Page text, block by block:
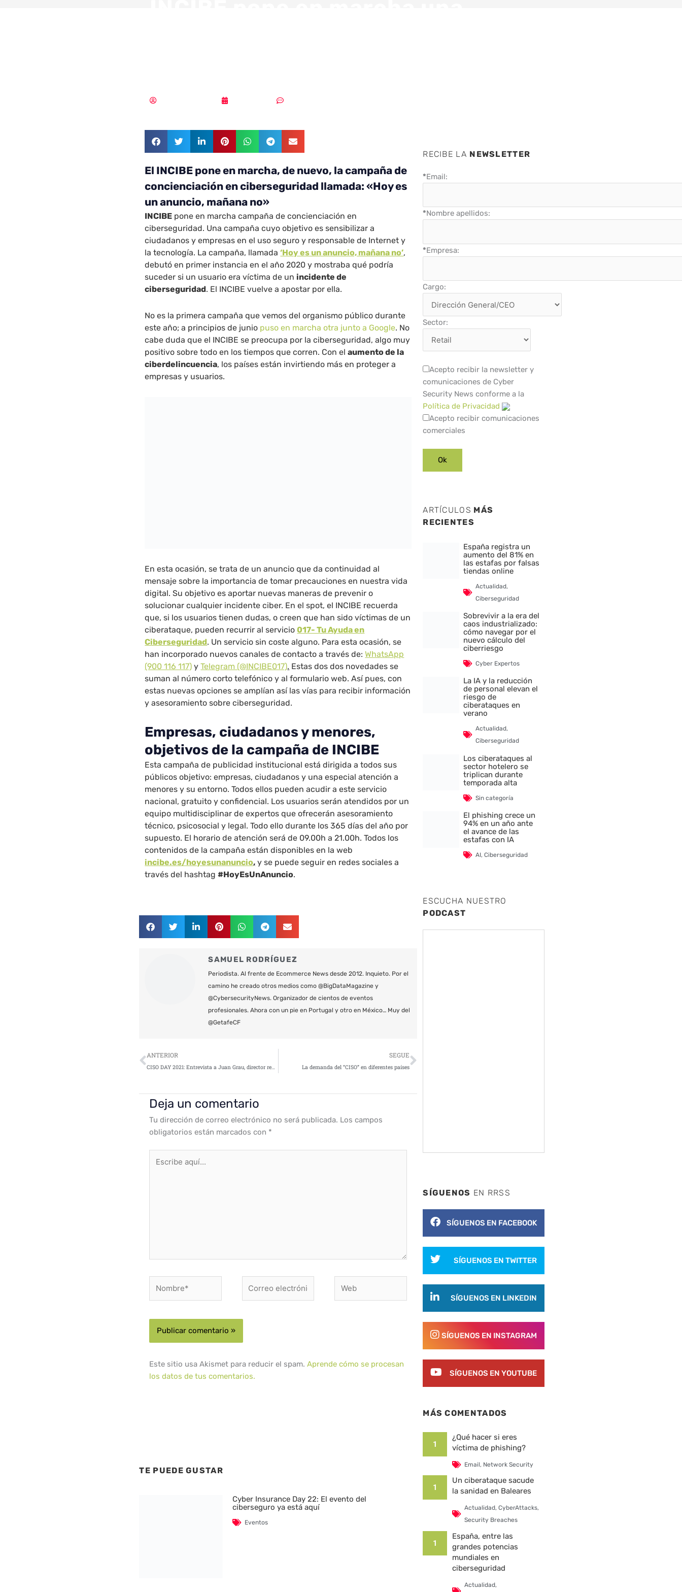
El INCIBE pone en marcha, de nuevo, la campaña de
concienciación en ciberseguridad llamada: «Hoy es
un anuncio, mañana no»
INCIBE pone en marcha campaña de concienciación en
ciberseguridad. Una campaña cuyo objetivo es sensibilizar a
ciudadanos y empresas en el uso seguro y responsable de Internet y
la tecnología. La campaña, llamada‘Hoy es un anuncio, mañana no’,
debutó en primer instancia en el año 2020 y mostraba qué podría
suceder si un usuario era víctima de un incidente de
ciberseguridad. El INCIBE vuelve a apostar por ella.
No es la primera campaña que vemos del organismo público durante
este año; a principios de junio puso en marcha otra junto a Google. No
cabe duda que el INCIBE se preocupa por la ciberseguridad, algo muy
positivo sobre todo en los tiempos que corren. Con elaumento de la
ciberdelincuencia, los países están invirtiendo más en proteger a
empresas y usuarios.
En esta ocasión, se trata de un anuncio que da continuidad al
mensaje sobre la importancia de tomar precauciones en nuestra vida
digital. Su objetivo es aportar nuevas maneras de prevenir o
solucionar cualquier incidente ciber. En el spot, el INCIBE recuerda
que, si los usuarios tienen dudas, o creen que han sido víctimas de un
ciberataque, pueden recurrir al servicio017- Tu Ayuda en
Ciberseguridad. Un servicio sin coste alguno. Para esta ocasión, se
han incorporado nuevos canales de contacto a través de:WhatsApp
(900 116 117) yTelegram (@INCIBE017). Estas dos dos novedades se
suman al número corto telefónico y al formulario web. Así pues, con
estas nuevas opciones se amplían así las vías para recibir información
y asesoramiento sobre ciberseguridad.
Empresas, ciudadanos y menores,
objetivos de la campaña de INCIBE
Esta campaña de publicidad institucional está dirigida a todos sus
públicos objetivo: empresas, ciudadanos y una especial atención a
menores y su entorno. Todos ellos pueden acudir a este servicio
nacional, gratuito y confidencial. Los usuarios serán atendidos por un
equipo multidisciplinar de expertos que ofrecerán asesoramiento
técnico, psicosocial y legal. Todo ello durante los 365 días del año por
supuesto. El horario de atención será de 09.00h a 21.00h. Todos los
contenidos de la campaña están disponibles en la web
incibe.es/hoyesunanuncio, y se puede seguir en redes sociales a
través del hashtag#HoyEsUnAnuncio.
SAMUEL RODRÍGUEZ
Periodista. Al frente de Ecommerce News desde 2012. Inquieto. Por el
camino he creado otros medios como @BigDataMagazine y
@CybersecurityNews. Organizador de cientos de eventos
profesionales. Ahora con un pie en Portugal y otro en México… Muy del
@GetafeCF
Ant
ANTERIOR
CISO DAY 2021: Entrevista a Juan Grau, director regional de ventas en ZEROFOX
SEGUE
La demanda del “CISO” en diferentes países
Siguiente
Deja un comentario
Tu dirección de correo electrónico no será publicada. Los campos
obligatorios están marcados con *
aquí...
electrónico*
Este sitio usa Akismet para reducir el spam.Aprende cómo se procesan
los datos de tus comentarios.
TE PUEDE GUSTAR
Cyber Insurance Day 22: El evento del
ciberseguro ya está aquí
Eventos
RECIBE LA NEWSLETTER
*Email:
*Nombre apellidos:
*Empresa:
Cargo:
Sector:
Acepto recibir la newsletter y
comunicaciones de Cyber
Security News conforme a la
Política de Privacidad
Acepto recibir comunicaciones
comerciales
ARTÍCULOS MÁS
RECIENTES
España registra un
aumento del 81% en
las estafas por falsas
tiendas online
Actualidad,
Ciberseguridad
Sobrevivir a la era del
caos industrializado:
cómo navegar por el
nuevo cálculo del
ciberriesgo
Cyber Expertos
La IA y la reducción
de personal elevan el
riesgo de
ciberataques en
verano
Actualidad,
Ciberseguridad
Los ciberataques al
sector hotelero se
triplican durante
temporada alta
Sin categoría
El phishing crece un
94% en un año ante
el avance de las
estafas con IA
AI,Ciberseguridad
ESCUCHA NUESTRO
PODCAST
SÍGUENOS EN RRSS
SÍGUENOS EN FACEBOOK
SÍGUENOS EN TWITTER
SÍGUENOS EN LINKEDIN
SÍGUENOS EN INSTAGRAM
SÍGUENOS EN YOUTUBE
MÁS COMENTADOS
1
¿Qué hacer si eres
víctima de phishing?
Email, Network Security
1
Un ciberataque sacude
la sanidad en Baleares
Actualidad, CyberAttacks,
Security Breaches
1
España, entre las
grandes potencias
mundiales en
ciberseguridad
Actualidad,